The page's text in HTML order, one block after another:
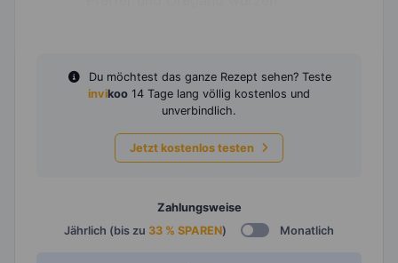
Du möchtest das ganze Rezept sehen? Teste
invikoo 14 Tage lang völlig kostenlos und
unverbindlich.
Jetzt kostenlos testen
Zahlungsweise
Jährlich (bis zu 33 % SPAREN) Monatlich